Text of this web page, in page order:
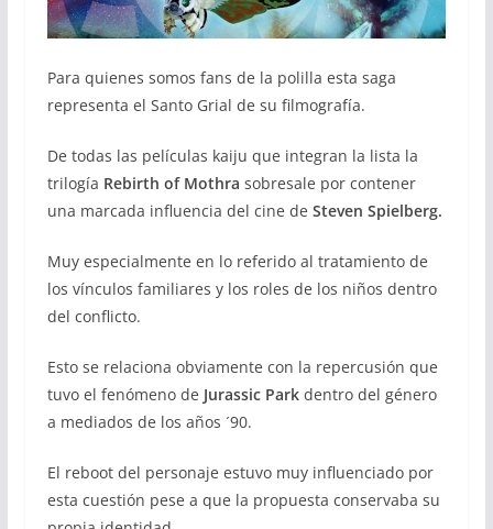
Para quienes somos fans de la polilla esta saga
representa el Santo Grial de su filmografía.
De todas las películas kaiju que integran la lista la
trilogía Rebirth of Mothra sobresale por contener
una marcada influencia del cine de Steven Spielberg.
Muy especialmente en lo referido al tratamiento de
los vínculos familiares y los roles de los niños dentro
del conflicto.
Esto se relaciona obviamente con la repercusión que
tuvo el fenómeno de Jurassic Parkdentro del género
a mediados de los años ´90.
El reboot del personaje estuvo muy influenciado por
esta cuestión pese a que la propuesta conservaba su